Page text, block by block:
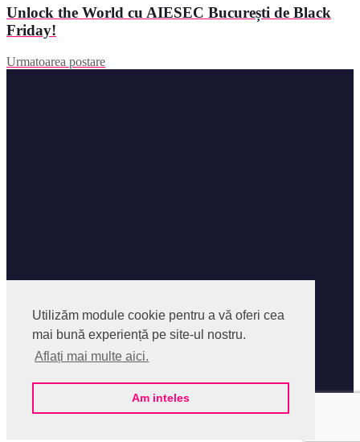
Utilizăm module cookie pentru a vă oferi cea
mai bună experiență pe site-ul nostru.
Aflați mai multe aici.
Am inteles
Unlock the World cu AIESEC București de Black
Friday!
Urmatoarea postare
Instagram
Politica privind Fisierele Cookies